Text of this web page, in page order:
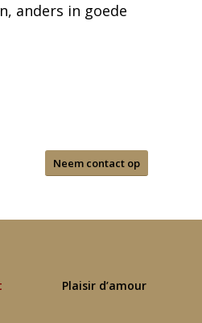
anders in goede
Neem contact op
Plaisir d’amour